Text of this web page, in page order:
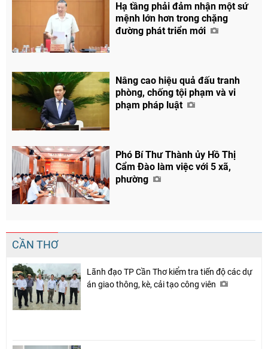
Hạ tầng phải đảm nhận một sứ
mệnh lớn hơn trong chặng
đường phát triển mới
Nâng cao hiệu quả đấu tranh
phòng, chống tội phạm và vi
phạm pháp luật
Phó Bí Thư Thành ủy Hồ Thị
Cẩm Đào làm việc với 5 xã,
phường
CẦN THƠ
Lãnh đạo TP Cần Thơ kiểm tra tiến độ các dự
án giao thông, kè, cải tạo công viên